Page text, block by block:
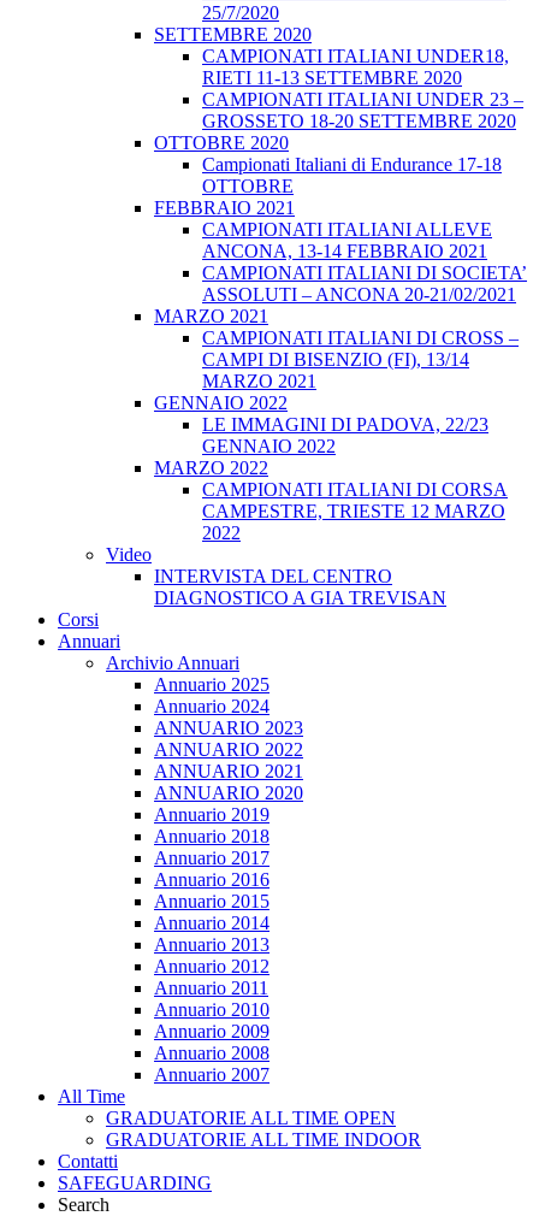
25/7/2020
SETTEMBRE 2020
CAMPIONATI ITALIANI UNDER18,
RIETI 11-13 SETTEMBRE 2020
CAMPIONATI ITALIANI UNDER 23 –
GROSSETO 18-20 SETTEMBRE 2020
OTTOBRE 2020
Campionati Italiani di Endurance 17-18
OTTOBRE
FEBBRAIO 2021
CAMPIONATI ITALIANI ALLEVE
ANCONA, 13-14 FEBBRAIO 2021
CAMPIONATI ITALIANI DI SOCIETA’
ASSOLUTI – ANCONA 20-21/02/2021
MARZO 2021
CAMPIONATI ITALIANI DI CROSS –
CAMPI DI BISENZIO (FI), 13/14
MARZO 2021
GENNAIO 2022
LE IMMAGINI DI PADOVA, 22/23
GENNAIO 2022
MARZO 2022
CAMPIONATI ITALIANI DI CORSA
CAMPESTRE, TRIESTE 12 MARZO
2022
Video
INTERVISTA DEL CENTRO
DIAGNOSTICO A GIA TREVISAN
Corsi
Annuari
Archivio Annuari
Annuario 2025
Annuario 2024
ANNUARIO 2023
ANNUARIO 2022
ANNUARIO 2021
ANNUARIO 2020
Annuario 2019
Annuario 2018
Annuario 2017
Annuario 2016
Annuario 2015
Annuario 2014
Annuario 2013
Annuario 2012
Annuario 2011
Annuario 2010
Annuario 2009
Annuario 2008
Annuario 2007
All Time
GRADUATORIE ALL TIME OPEN
GRADUATORIE ALL TIME INDOOR
Contatti
SAFEGUARDING
Search